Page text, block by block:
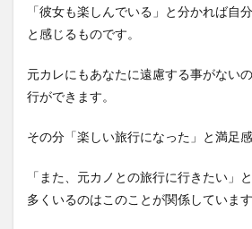
「彼女も楽しんでいる」と分かれば自
と感じるものです。
元カレにもあなたに遠慮する事がない
行ができます。
その分「楽しい旅行になった」と満足
「また、元カノとの旅行に行きたい」
多くいるのはこのことが関係しています